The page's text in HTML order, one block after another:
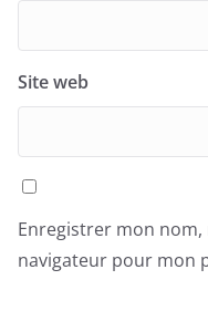
Site web
Enregistrer mon
navigateur pour mon